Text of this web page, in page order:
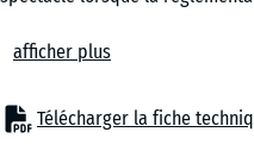
Réglementation incendie
sécurité incendie imposent des
exigence dépend du type de
afficher plus
Télécharger la fiche
2